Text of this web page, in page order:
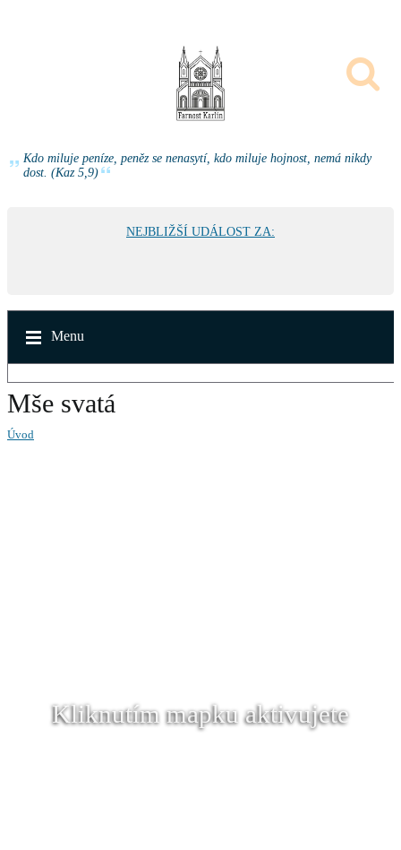
Kdo miluje peníze, peněz se nenasytí, kdo miluje hojnost, nemá nikdy
dost. (Kaz 5,9)
NEJBLIŽŠÍ UDÁLOST ZA:
Menu
Mše svatá
Úvod
Kliknutím mapku aktivujete